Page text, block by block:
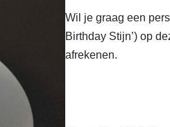
Wil je graag een
Birthday Stijn’) op
afrekenen.